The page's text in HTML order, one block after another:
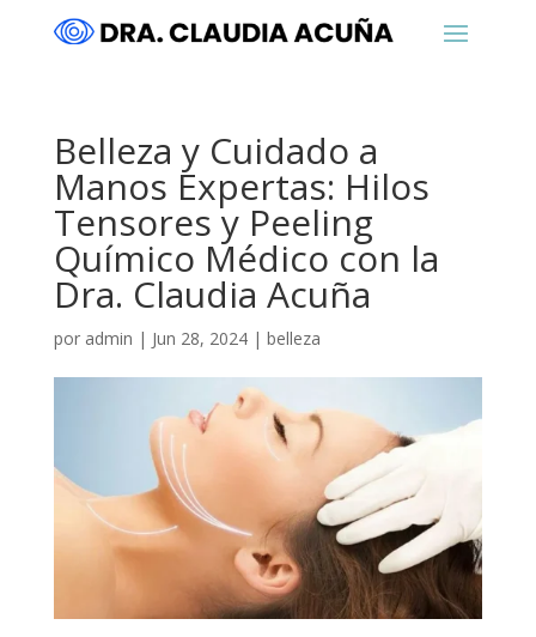
Belleza y Cuidado a
Manos Expertas: Hilos
Tensores y Peeling
Químico Médico con la
Dra. Claudia Acuña
por admin | Jun 28, 2024| belleza